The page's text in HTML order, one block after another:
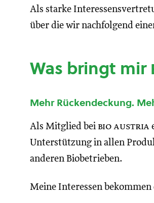
Als starke
über die wir nachfolgend
Was bringt mir
Mehr Rückendeckung.
Als Mitglied bei bio austria
Unterstützung in allen
anderen Biobetrieben.
Meine Interessen bekommen